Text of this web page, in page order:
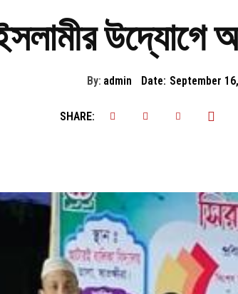
উদ্যোগে
By: admin Date: September
SHARE: